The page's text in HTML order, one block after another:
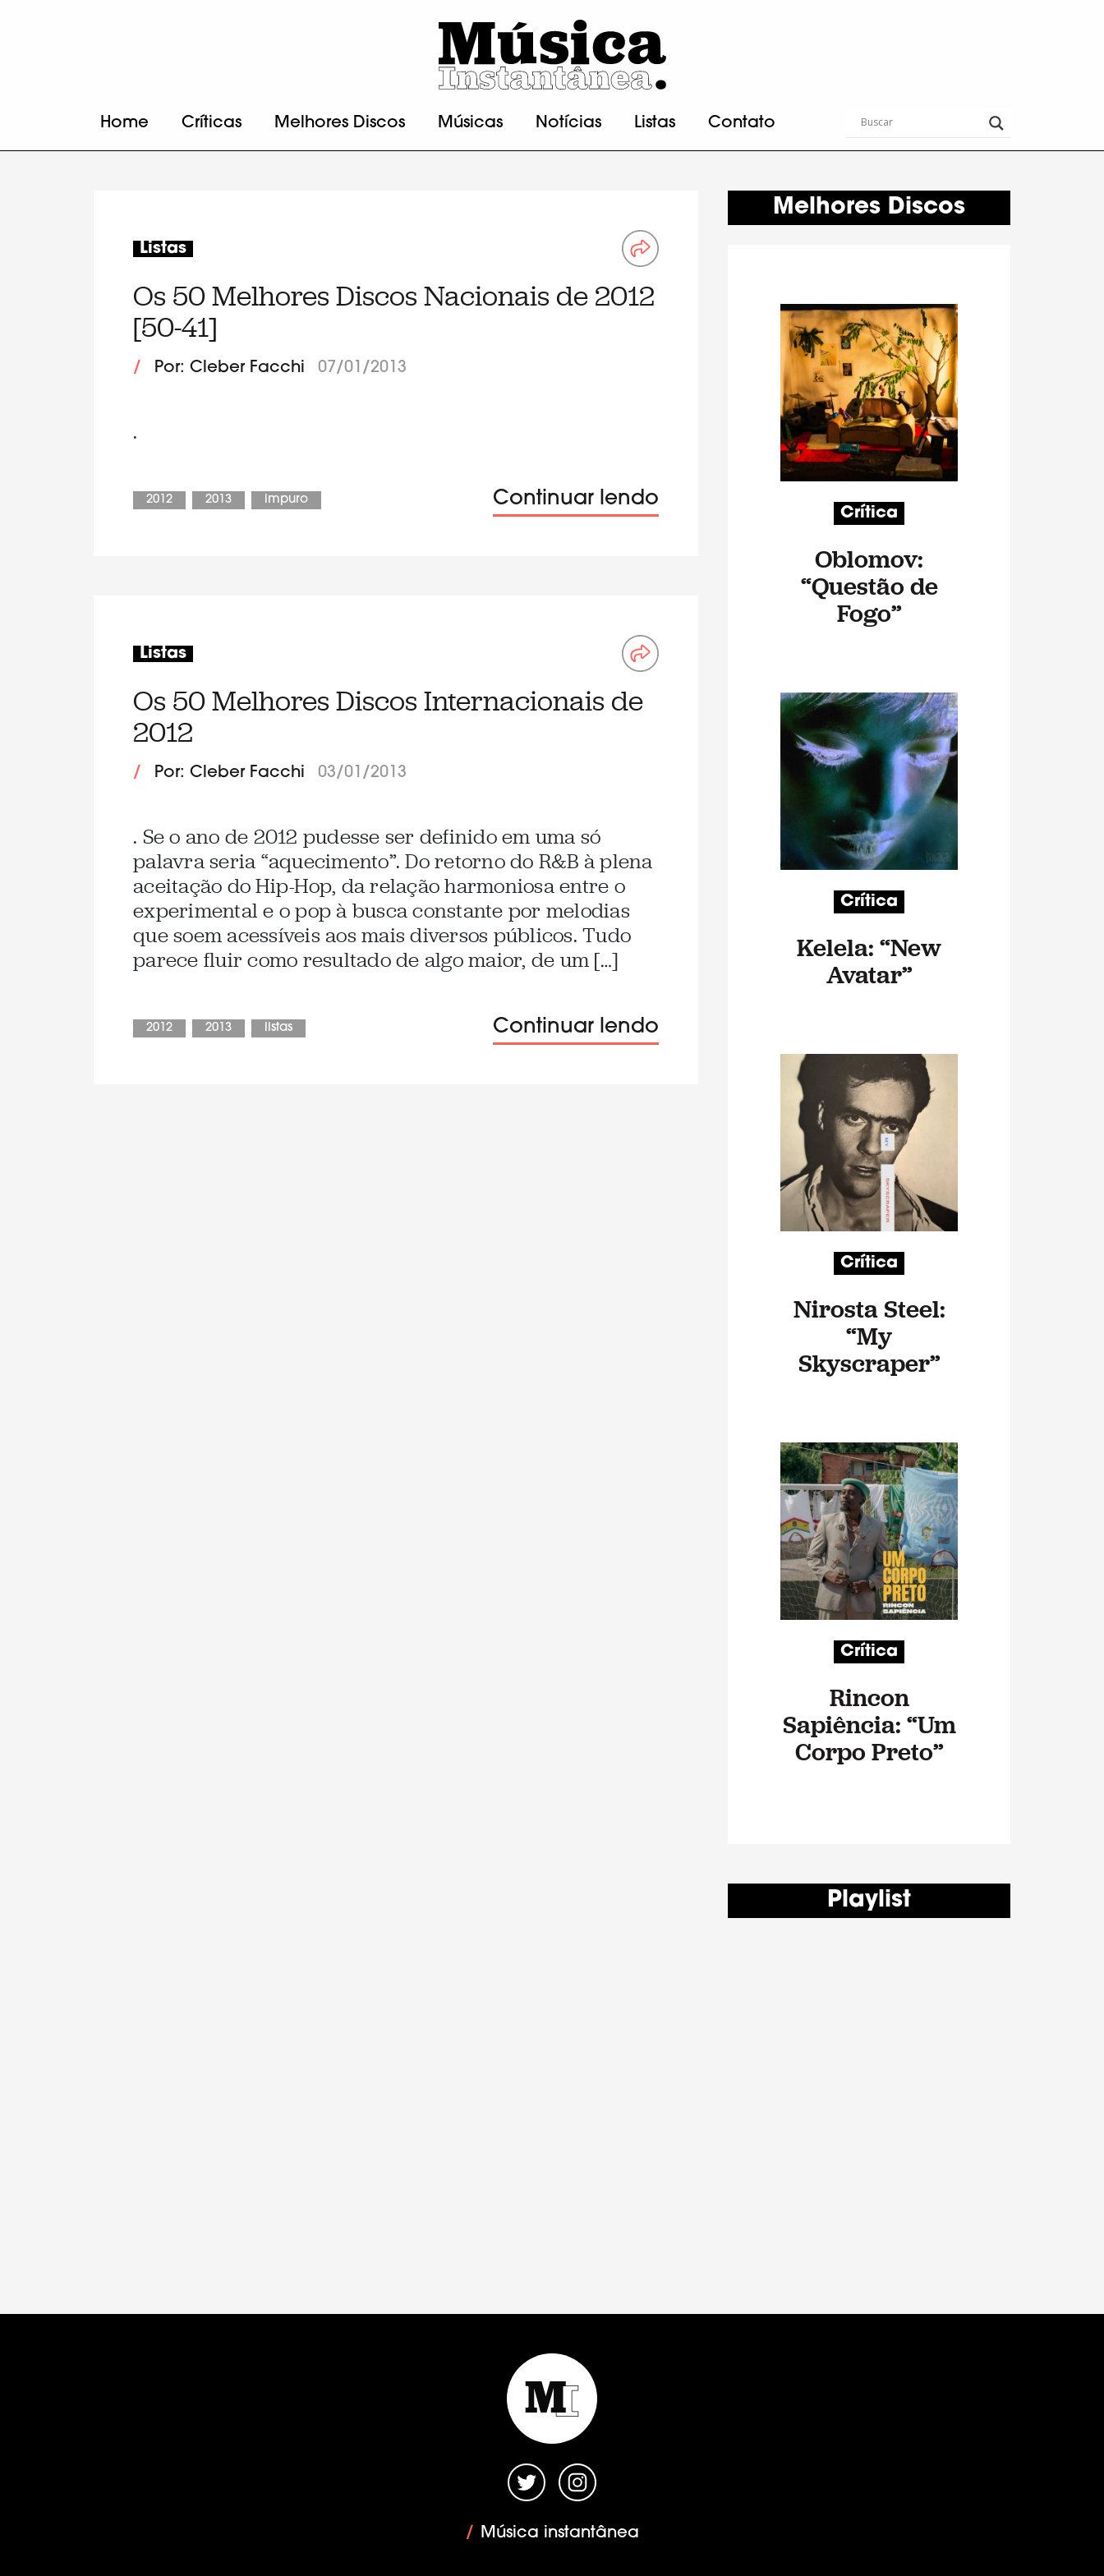
Home Críticas Melhores Discos Músicas Notícias Listas Contato
Listas
Os 50 Melhores Discos Nacionais de 2012
[50-41]
/ Por: Cleber Facchi 07/01/2013
.
2012 2013 impuro Continuar lendo
Listas
Os 50 Melhores Discos Internacionais de
2012
/ Por: Cleber Facchi 03/01/2013
. Se o ano de 2012 pudesse ser definido em uma só
palavra seria “aquecimento”. Do retorno do R&B à plena
aceitação do Hip-Hop, da relação harmoniosa entre o
experimental e o pop à busca constante por melodias
que soem acessíveis aos mais diversos públicos. Tudo
parece fluir como resultado de algo maior, de um […]
2012 2013 listas Continuar lendo
Melhores Discos
Crítica
Oblomov:
“Questão de
Fogo”
Crítica
Kelela: “New
Avatar”
Crítica
Nirosta Steel:
“My
Skyscraper”
Crítica
Rincon
Sapiência: “Um
Corpo Preto”
Playlist
/ Música instantânea